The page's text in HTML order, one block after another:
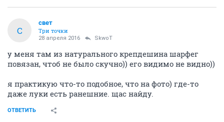
С
свет
Три точки
28 апреля 2016 SkwоT
у меня там из натурального крепдешина шарфег
повязан, чтоб не было скучно)) его видимо не видно))
я практикую что-то подобное, что на фото) где-то
даже луки есть ранешние. щас найду.
ОТВЕТИТЬ